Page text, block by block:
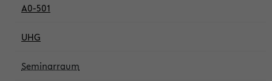
A0-501
UHG
Seminarraum